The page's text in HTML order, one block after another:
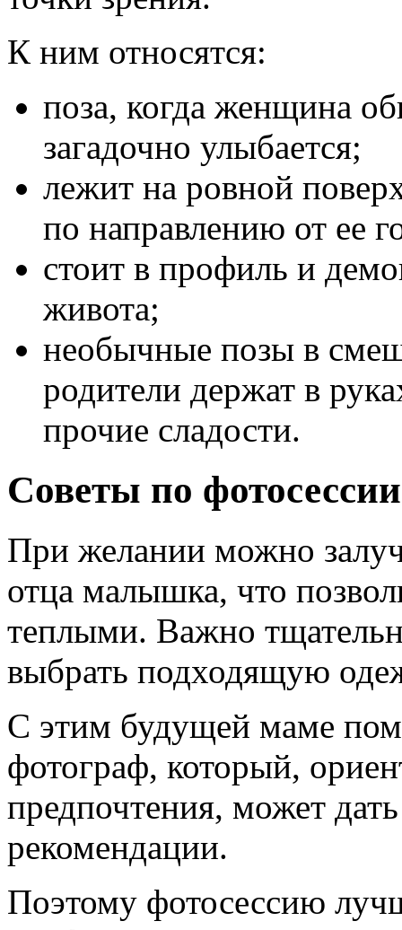
К ним относятся:
поза, когда женщина
загадочно улыбается;
лежит на ровной
по направлению от ее
стоит в профиль и
живота;
необычные позы в
родители держат в
прочие сладости.
Советы по фотосессии
При желании можно
отца малышка, что
теплыми. Важно
выбрать подходящую
С этим будущей маме
фотограф, который,
предпочтения, может
рекомендации.
Поэтому фотосессию